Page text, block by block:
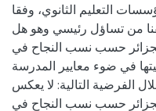
التعليم الثانوي، وفقا
من تساؤل رئيسي وهو هل
حسب نسب النجاح في
في ضوء معايير المدرسة
الفرضية التالية: لا يعكس
حسب نسب النجاح في